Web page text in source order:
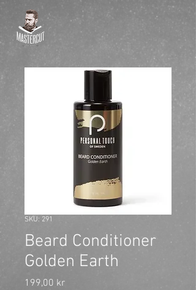
SKU: 291
Beard Conditioner
Golden Earth
199,00 krPris